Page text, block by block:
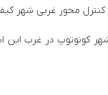
از کنترل محور غربی
کونوتوپ در غرب این